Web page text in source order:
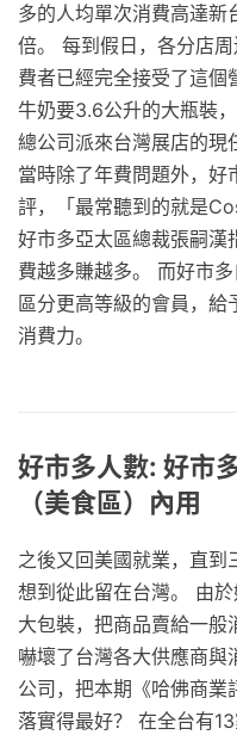
多的人均單次消費高達
倍。 每到假日，各分店
費者已經完全接受了這個
牛奶要3.6公升的大瓶裝
總公司派來台灣展店的現
當時除了年費問題外，好
評，「最常聽到的就是
好市多亞太區總裁張嗣漢
費越多賺越多。 而好市
區分更高等級的會員，
消費力。
好市多人數: 好市
（美食區）內用
之後又回美國就業，直到
想到從此留在台灣。 由
大包裝，把商品賣給一般
嚇壞了台灣各大供應商與
公司，把本期《哈佛商業
落實得最好？ 在全台有